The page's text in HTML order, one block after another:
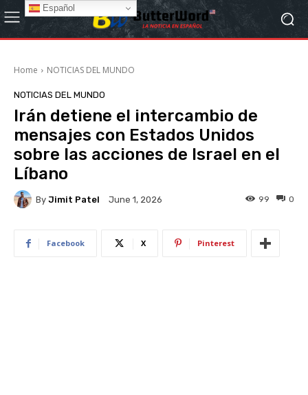
Home NOTICIAS DEL MUNDO
NOTICIAS DEL MUNDO
Irán detiene el intercambio de
mensajes con Estados Unidos
sobre las acciones de Israel en el
Líbano
By Jimit Patel June 1, 2026 0
99
Facebook X Pinterest
Español